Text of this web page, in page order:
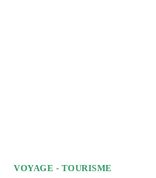
VOYAGE - TOURISME